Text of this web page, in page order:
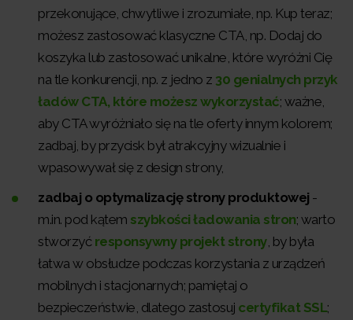
przekonujące, chwytliwe i zrozumiałe, np. Kup teraz;
możesz zastosować klasyczne CTA, np. Dodaj do
koszyka lub zastosować unikalne, które wyróżni Cię
na tle konkurencji, np. z jedno z 30 genialnych przyk
ładów CTA, które możesz wykorzystać; ważne,
aby CTA wyróżniało się na tle oferty innym kolorem;
zadbaj, by przycisk był atrakcyjny wizualnie i
wpasowywał się z design strony,
zadbaj o optymalizację strony produktowej -
m.in. pod kątem szybkości ładowania stron; warto
stworzyć responsywny projekt strony, by była
łatwa w obsłudze podczas korzystania z urządzeń
mobilnych i stacjonarnych; pamiętaj o
bezpieczeństwie, dlatego zastosuj certyfikat SSL;